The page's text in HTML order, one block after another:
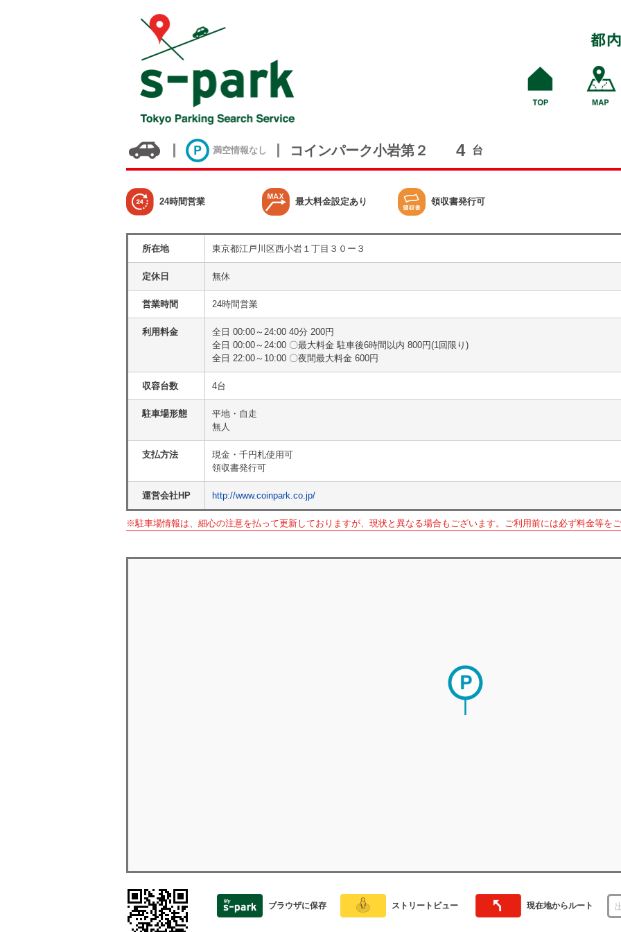
満空情報なし コインパーク小岩第２ 4 台
24時間営業 最大料金設定あり 領収書発行可
所在地 東京都江戸川区西小岩１丁目３０ー３
定休日 無休
営業時間 24時間営業
利用料金
全日 00:00～24:00 40分 200円
全日 00:00～24:00 〇最大料金 駐車後6時間以内 800円(1回限り)
全日 22:00～10:00 〇夜間最大料金 600円
収容台数 4台
駐車場形態
平地・自走
無人
支払方法
現金・千円札使用可
領収書発行可
運営会社HP http://www.coinpark.co.jp/
※駐車場情報は、細心の注意を払って更新しておりますが、現状と異なる場合もございます。ご利用前には必ず料金等をご
ブラウザに保存 ストリートビュー 現在地からルート